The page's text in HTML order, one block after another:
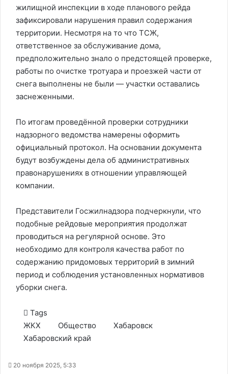
жилищной инспекции в ходе планового рейда
зафиксировали нарушения правил содержания
территории. Несмотря на то что ТСЖ,
ответственное за обслуживание дома,
предположительно знало о предстоящей проверке,
работы по очистке тротуара и проезжей части от
снега выполнены не были — участки оставались
заснеженными.
По итогам проведённой проверки сотрудники
надзорного ведомства намерены оформить
официальный протокол. На основании документа
будут возбуждены дела об административных
правонарушениях в отношении управляющей
компании.
Представители Госжилнадзора подчеркнули, что
подобные рейдовые мероприятия продолжат
проводиться на регулярной основе. Это
необходимо для контроля качества работ по
содержанию придомовых территорий в зимний
период и соблюдения установленных нормативов
уборки снега.
Tags
ЖКХ
Общество
Хабаровск
Хабаровский край
20 ноября 2025, 5:33